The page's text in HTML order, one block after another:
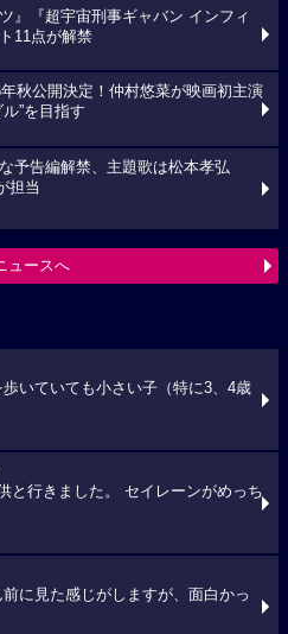
』『超宇宙刑事ギャバン インフィ
11点が解禁
年秋公開決定！仲村悠菜が映画初主演
”を目指す
予告編解禁、主題歌は松本孝弘
担当
ュースへ
いていても小さい子（特に3、4歳
と行きました。 セイレーンがめっち
に見た感じがしますが、面白かっ